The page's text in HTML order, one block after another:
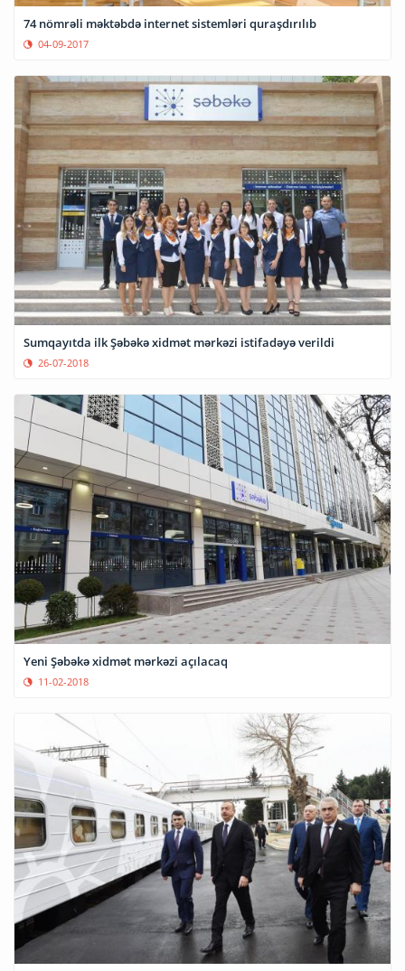
74 nömrəli məktəbdə internet sistemləri quraşdırılıb
04-09-2017
Sumqayıtda ilk Şəbəkə xidmət mərkəzi istifadəyə verildi
26-07-2018
Yeni Şəbəkə xidmət mərkəzi açılacaq
11-02-2018